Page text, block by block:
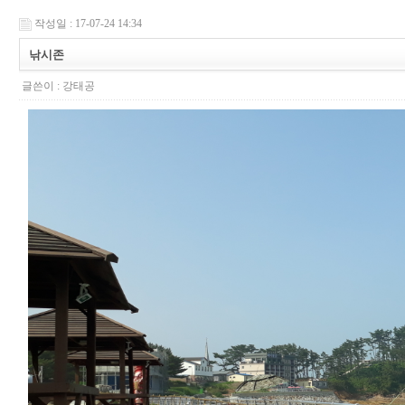
작성일 : 17-07-24 14:34
낚시존
글쓴이 : 강태공